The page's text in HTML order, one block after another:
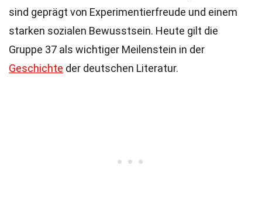
sind geprägt von Experimentierfreude und einem
starken sozialen Bewusstsein. Heute gilt die
Gruppe 37 als wichtiger Meilenstein in der
Geschichte der deutschen Literatur.